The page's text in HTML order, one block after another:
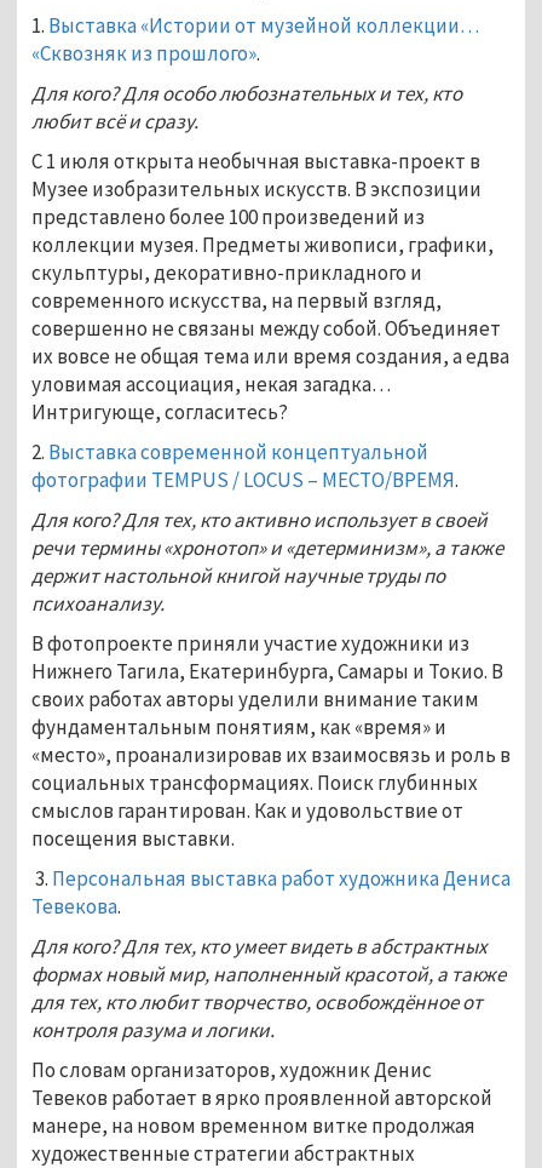
1. Выставка «Истории от музейной коллекции…
«Сквозняк из прошлого».
Для кого? Для особо любознательных и тех, кто
любит всё и сразу.
С 1 июля открыта необычная выставка-проект в
Музее изобразительных искусств. В экспозиции
представлено более 100 произведений из
коллекции музея. Предметы живописи, графики,
скульптуры, декоративно-прикладного и
современного искусства, на первый взгляд,
совершенно не связаны между собой. Объединяет
их вовсе не общая тема или время создания, а едва
уловимая ассоциация, некая загадка…
Интригующе, согласитесь?
2. Выставка современной концептуальной
фотографии TEMPUS / LOCUS – МЕСТО/ВРЕМЯ.
Для кого? Для тех, кто активно использует в своей
речи термины «хронотоп» и «детерминизм», а также
держит настольной книгой научные труды по
психоанализу.
В фотопроекте приняли участие художники из
Нижнего Тагила, Екатеринбурга, Самары и Токио. В
своих работах авторы уделили внимание таким
фундаментальным понятиям, как «время» и
«место», проанализировав их взаимосвязь и роль в
социальных трансформациях. Поиск глубинных
смыслов гарантирован. Как и удовольствие от
посещения выставки.
3. Персональная выставка работ художника Дениса
Тевекова.
Для кого? Для тех, кто умеет видеть в абстрактных
формах новый мир, наполненный красотой, а также
для тех, кто любит творчество, освобождённое от
контроля разума и логики.
По словам организаторов, художник Денис
Тевеков работает в ярко проявленной авторской
манере, на новом временном витке продолжая
художественные стратегии абстрактных